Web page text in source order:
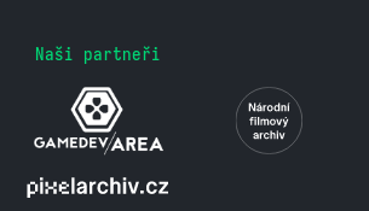
Naši partneři